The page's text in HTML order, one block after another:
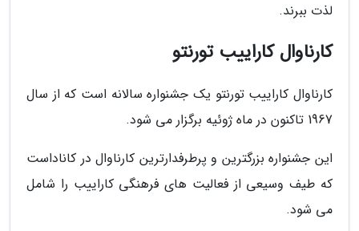
لذت ببرند.
کارناوال کاراییب تورنتو
کارناوال کاراییب تورنتو یک جشنواره سالانه است که از سال
1967 تاکنون در ماه ژوئیه برگزار می شود.
این جشنواره بزرگترین و پرطرفدارترین کارناوال در کاناداست
که طیف وسیعی از فعالیت های فرهنگی کاراییب را شامل
می شود.